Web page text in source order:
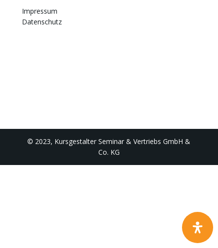
Impressum
Datenschutz
© 2023, Kursgestalter Seminar & Vertriebs GmbH &
Co. KG